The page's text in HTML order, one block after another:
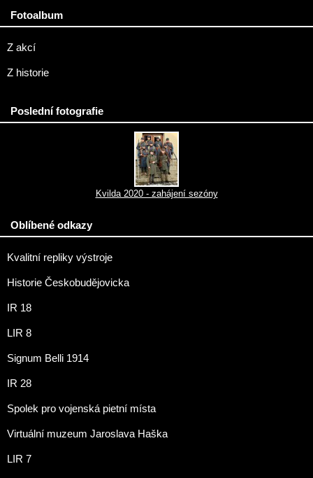
Fotoalbum
Z akcí
Z historie
Poslední fotografie
Kvilda 2020 - zahájení sezóny
Oblíbené odkazy
Kvalitní repliky výstroje
Historie Českobudějovicka
IR 18
LIR 8
Signum Belli 1914
IR 28
Spolek pro vojenská pietní místa
Virtuální muzeum Jaroslava Haška
LIR 7